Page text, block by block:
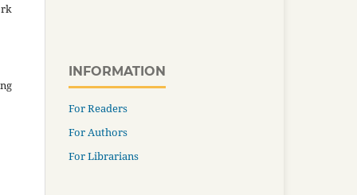
INFORMATION
For Readers
For Authors
For Librarians